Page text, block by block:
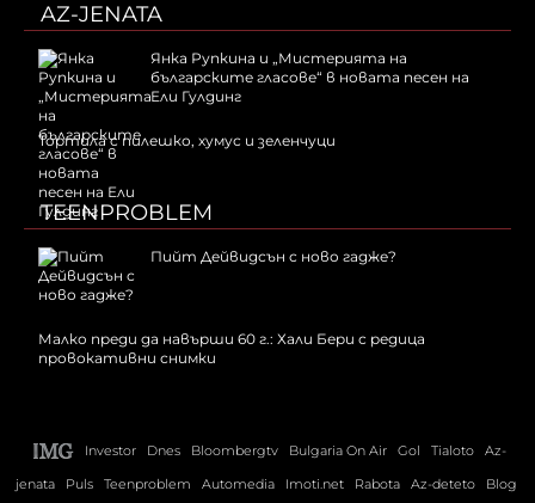
AZ-JENATA
Янка Рупкина и „Мистерията на
българските гласове“ в новата песен на
Ели Гулдинг
Тортила с пилешко, хумус и зеленчуци
TEENPROBLEM
Пийт Дейвидсън с ново гадже?
Малко преди да навърши 60 г.: Хали Бери с редица
провокативни снимки
Investor Dnes Bloombergtv Bulgaria On Air Gol Tialoto
Az-
jenata
Puls Teenproblem Automedia Imoti.net Rabota Az-deteto Blog